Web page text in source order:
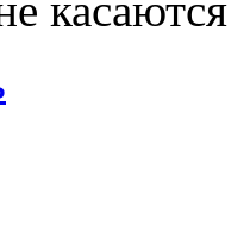
касаются